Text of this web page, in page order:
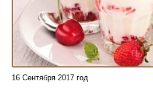
16 Сентября 2017 год